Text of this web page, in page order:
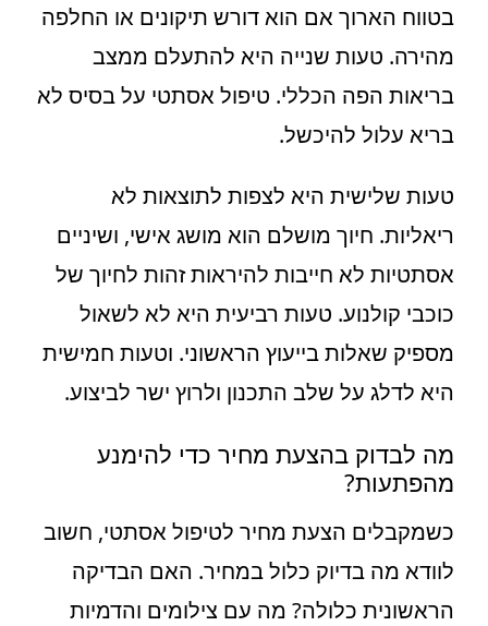
בטווח הארוך אם הוא דורש תיקונים או החלפה
מהירה. טעות שנייה היא להתעלם ממצב
בריאות הפה הכללי. טיפול אסתטי על בסיס לא
בריא עלול להיכשל.
טעות שלישית היא לצפות לתוצאות לא
ריאליות. חיוך מושלם הוא מושג אישי, ושיניים
אסתטיות לא חייבות להיראות זהות לחיוך של
כוכבי קולנוע. טעות רביעית היא לא לשאול
מספיק שאלות בייעוץ הראשוני. וטעות חמישית
היא לדלג על שלב התכנון ולרוץ ישר לביצוע.
מה לבדוק בהצעת מחיר כדי להימנע
מהפתעות?
כשמקבלים הצעת מחיר לטיפול אסתטי, חשוב
לוודא מה בדיוק כלול במחיר. האם הבדיקה
הראשונית כלולה? מה עם צילומים והדמיות